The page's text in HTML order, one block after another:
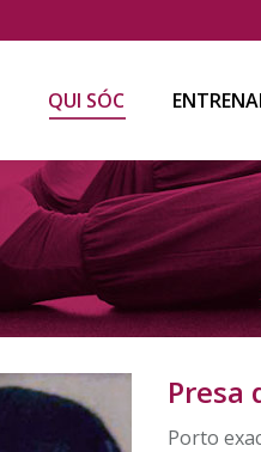
QUI SÓC
Presa
Porto
QUI SÓC